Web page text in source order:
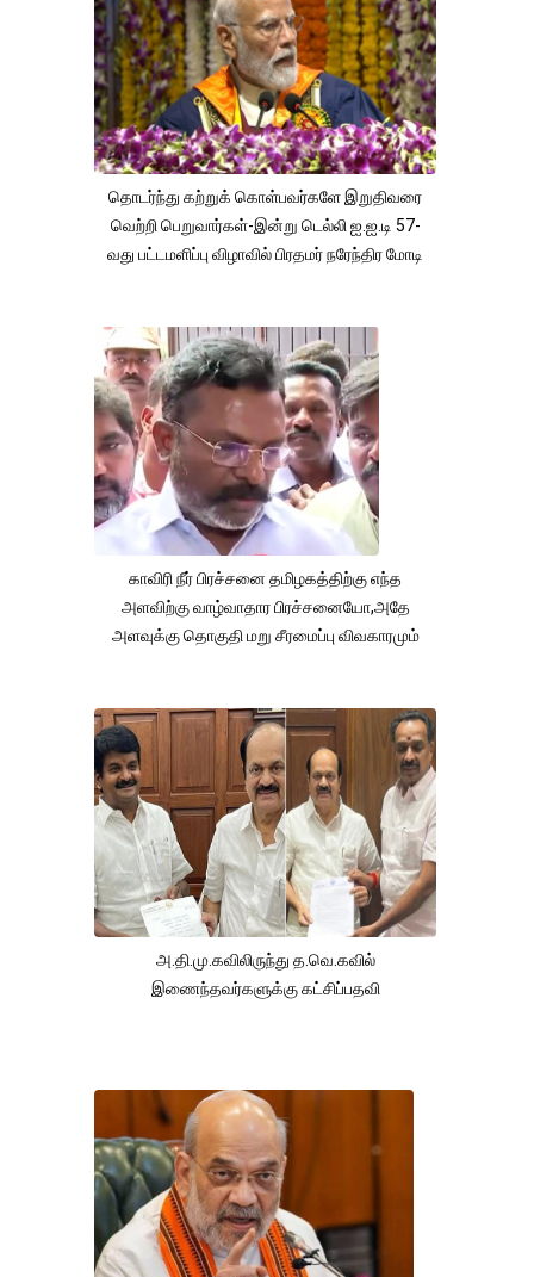
தொடர்ந்து கற்றுக் கொள்பவர்களே இறுதிவரை
வெற்றி பெறுவார்கள்-இன்று டெல்லி ஐ.ஐ.டி 57-
வது பட்டமளிப்பு விழாவில் பிரதமர் நரேந்திர மோடி
காவிரி நீர் பிரச்சனை தமிழகத்திற்கு எந்த
அளவிற்கு வாழ்வாதார பிரச்சனையோ,அதே
அளவுக்கு தொகுதி மறு சீரமைப்பு விவகாரமும்
அ.தி.மு.கவிலிருந்து த.வெ.கவில்
இணைந்தவர்களுக்கு கட்சிப்பதவி